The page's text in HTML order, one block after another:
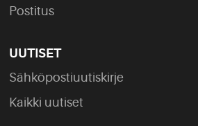
Postitus
UUTISET
Sähköpostiuutiskirje
Kaikki uutiset